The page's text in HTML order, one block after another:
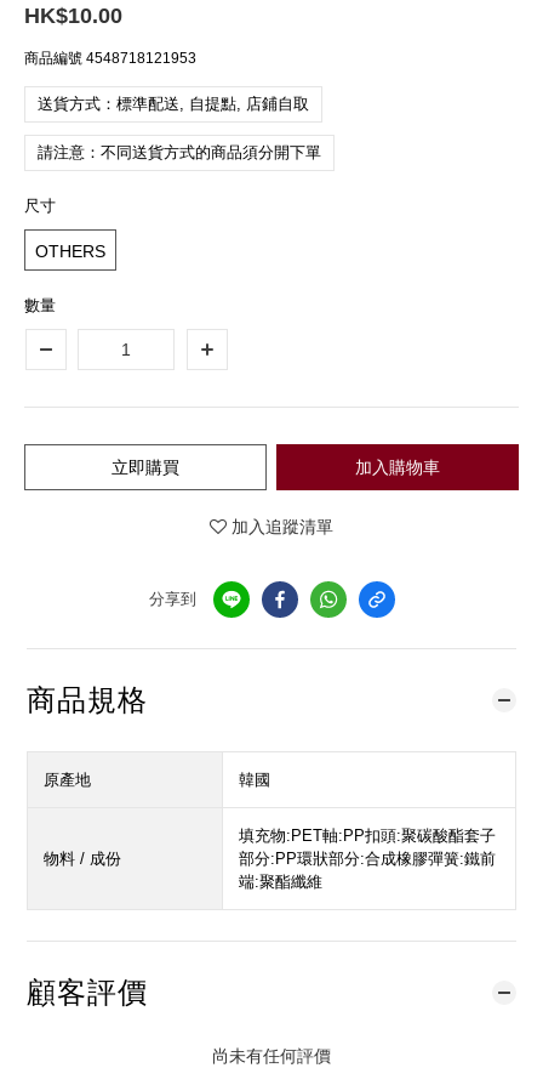
HK$10.00
商品編號 4548718121953
送貨方式：標準配送, 自提點, 店鋪自取
請注意：不同送貨方式的商品須分開下單
尺寸
OTHERS
數量
加入購物車
立即購買
加入追蹤清單
分享到
商品規格
原產地 韓國
物料 / 成份
填充物:PET軸:PP扣頭:聚碳酸酯套子
部分:PP環狀部分:合成橡膠彈簧:鐵前
端:聚酯纖維
顧客評價
尚未有任何評價